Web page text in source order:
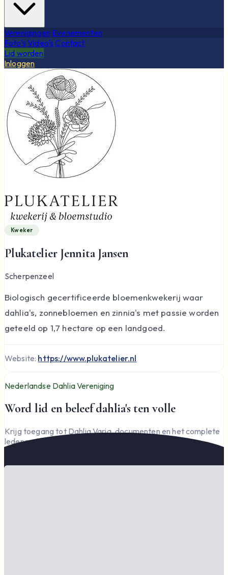
Verenigingen Evenementen
Foto's Video's Contact
Lid worden
Inloggen
Kweker
Plukatelier Jennita Jansen
Scherpenzeel
Biologisch gecertificeerde bloemenkwekerij waar
dahlia's, zonnebloemen en zinnia's met passie worden
geteeld op 1,7 hectare op een landgoed.
Website: https://www.plukatelier.nl
Nederlandse Dahlia Vereniging
Word lid en beleef dahlia's ten volle
Krijg toegang tot Dahlia Varia, documenten en het complete
ledengedeelte — en steun de vereniging.